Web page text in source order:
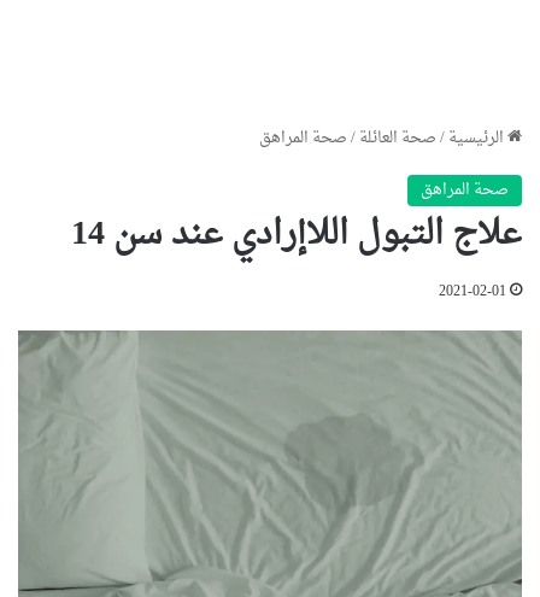
الرئيسية/صحة العائلة/صحة المراهق
صحة المراهق
علاج التبول اللاإرادي عند سن 14
2021-02-01